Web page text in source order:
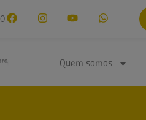
Quem somos